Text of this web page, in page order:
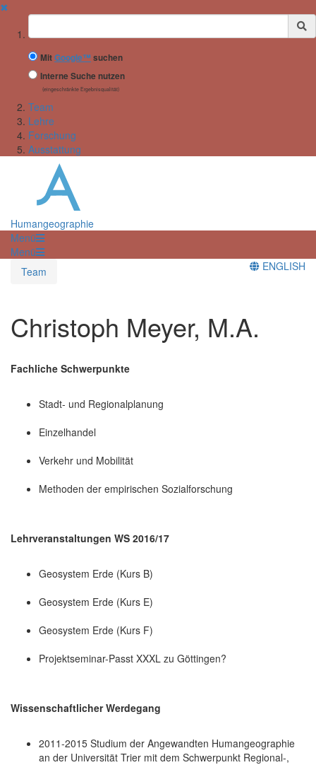
✖
Suchbegriff
MitGoogle™ suchen
Interne Suche nutzen
(eingeschränkte Ergebnisqualität)
Team
Lehre
Forschung
Ausstattung
Humangeographie
Menü
Menü
Team
ENGLISH
Christoph Meyer, M.A.
Fachliche Schwerpunkte
Stadt- und Regionalplanung
Einzelhandel
Verkehr und Mobilität
Methoden der empirischen Sozialforschung
Lehrveranstaltungen WS 2016/17
Geosystem Erde (Kurs B)
Geosystem Erde (Kurs E)
Geosystem Erde (Kurs F)
Projektseminar-Passt XXXL zu Göttingen?
Wissenschaftlicher Werdegang
2011-2015 Studium der Angewandten Humangeographie
an der Universität Trier mit dem Schwerpunkt Regional-,